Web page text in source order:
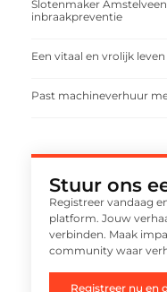
Slotenmaker
inbraakpreventie
Een vitaal en vrolijk
Past machineverhuur
Stuur ons
Registreer vandaag
platform. Jouw
verbinden. Maak
community waar
Registreer nu en